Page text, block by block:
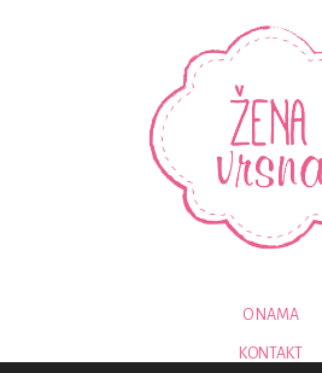
O NAMA
KONTAKT